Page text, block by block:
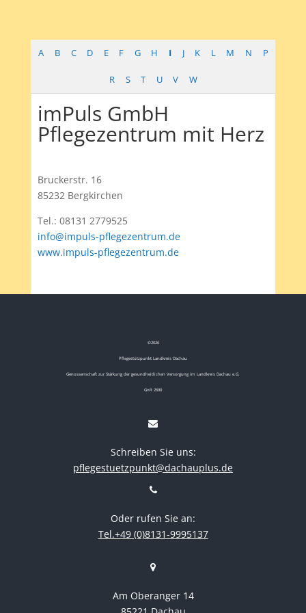
A B C D E F G H I J K L M N P
R S T U V W
imPuls GmbH
Pflegezentrum mit Herz
Bruckerstr. 16
85232 Bergkirchen
Tel.: 08131 2779525
info@impuls-pflegezentrum.de
www.impuls-pflegezentrum.de
©2026
Pflegestützpunkt Landkreis Dachau
Genossenschaft zur Stärkung der gesundheitlichen Versorgung im Landkreis Dachau e.G.
GnR 2690
Schreiben Sie uns:
pflegestuetzpunkt@dachauplus.de
Oder rufen Sie an:
Tel.+49 (0)8131-9995137
Am Oberanger 14